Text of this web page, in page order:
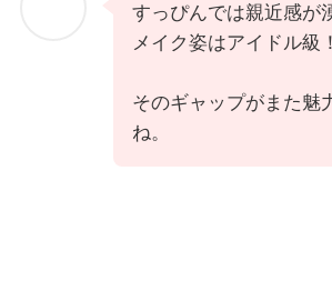
すっぴんでは親近感が
メイク姿はアイドル級！
そのギャップがまた魅
ね。